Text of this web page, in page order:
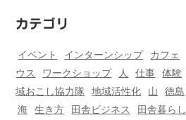
カテゴリ
イベント インターンシップ カフェ
ウス
ワークショップ 人 仕事 体験
域おこし協力隊
地域活性化 山 徳島
海
生き方 田舎ビジネス 田舎暮らし